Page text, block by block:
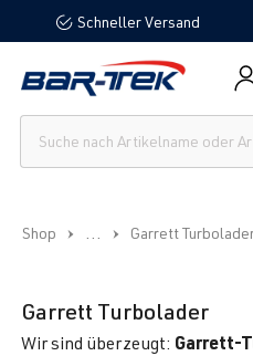
springenSchneller Versand
Shop ... Garrett
Garrett Turbolader
Wir sind überzeugt: Garrett-